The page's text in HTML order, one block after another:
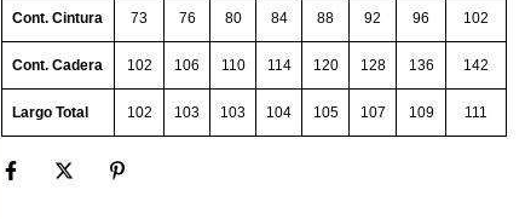
Cont. Cintura 73 76 80 84 88 92 96 102
Cont. Cadera 102 106 110 114 120 128 136 142
Largo Total 102 103 103 104 105 107 109 111